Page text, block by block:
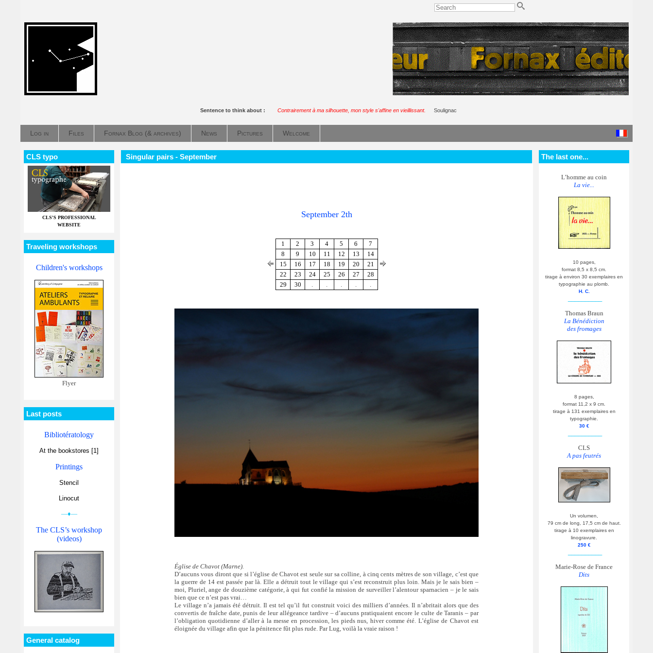
Sentence to think about : Contrairement à ma silhouette, mon style s'affine en vieillissant. Soulignac
Log in Files Fornax Blog (& archives) News Pictures Welcome
CLS typo
CLS'S PROFESSIONAL
WEBSITE
Traveling workshops
Children's workshops
Flyer
Last posts
Bibliotératology
At the bookstores [1]
Printings
Stencil
Linocut
—♦—
The CLS’s workshop
(videos)
General catalog
Singular pairs - September
September 2th
1 2 3 4 5 6
7
8
9 10 11 12 13
14
15
16 17 18 19 20
21
22
23 24 25 26 27
28
29
30 . . . . .
Église de Chavot (Marne).
D’aucuns vous diront que si l’église de Chavot est seule sur sa colline, à cinq cents mètres de son village, c’est que
la guerre de 14 est passée par là. Elle a détruit tout le village qui s’est reconstruit plus loin. Mais je le sais bien –
moi, Pluriel, ange de douzième catégorie, à qui fut confié la mission de surveiller l’alentour sparnacien – je le sais
bien que ce n’est pas vrai…
Le village n’a jamais été détruit. Il est tel qu’il fut construit voici des milliers d’années. Il n’abritait alors que des
convertis de fraîche date, punis de leur allégeance tardive – d’aucuns pratiquaient encore le culte de Taranis – par
l’obligation quotidienne d’aller à la messe en procession, les pieds nus, hiver comme été. L’église de Chavot est
éloignée du village afin que la pénitence fût plus rude. Par Lug, voilà la vraie raison !
The last one...
L’homme au coin
La vie...
10 pages,
format 8,5 x 8,5 cm.
tirage à environ 30 exemplaires en
typographie au plomb.
H. C.
Thomas Braun
La Bénédiction
des fromages
8 pages,
format 11,2 x 9 cm.
tirage à 131 exemplaires en
typographie.
30 €
CLS
A pas feutrés
Un volumen,
79 cm de long, 17,5 cm de haut.
tirage à 10 exemplaires en
linogravure.
250 €
Marie-Rose de France
Dits